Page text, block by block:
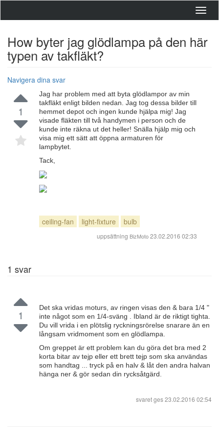
How byter jag glödlampa på den här
typen av takfläkt?
Navigera dina svar
1
Jag har problem med att byta glödlampor av min
takfläkt enligt bilden nedan. Jag tog dessa bilder till
hemmet depot och ingen kunde hjälpa mig! Jag
visade fläkten till två handymen i person och de
kunde inte räkna ut det heller! Snälla hjälp mig och
visa mig ett sätt att öppna armaturen för
lampbytet.
Tack,
ceiling-fan light-fixture bulb
uppsättning BizMoto23.02.2016 02:33
1 svar
1
Det ska vridas moturs, av ringen visas den & bara 1/4 "
inte något som en 1/4-sväng . Ibland är de riktigt tighta.
Du vill vrida i en plötslig ryckningsrörelse snarare än en
långsam vridmoment som en glödlampa.
Om greppet är ett problem kan du göra det bra med 2
korta bitar av tejp eller ett brett tejp som ska användas
som handtag ... tryck på en halv & låt den andra halvan
hänga ner & gör sedan din rycksåtgärd.
svaret ges23.02.2016 02:54